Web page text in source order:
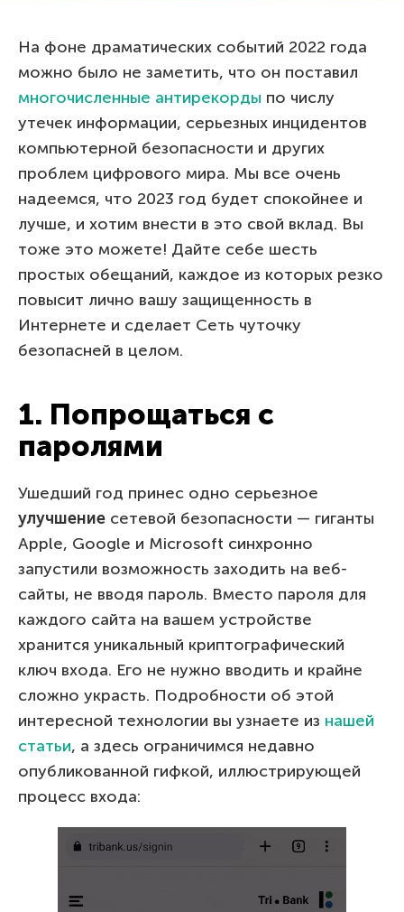
На фоне драматических событий 2022 года
можно было не заметить, что он поставил
многочисленные антирекорды по числу
утечек информации, серьезных инцидентов
компьютерной безопасности и других
проблем цифрового мира. Мы все очень
надеемся, что 2023 год будет спокойнее и
лучше, и хотим внести в это свой вклад. Вы
тоже это можете! Дайте себе шесть
простых обещаний, каждое из которых резко
повысит лично вашу защищенность в
Интернете и сделает Сеть чуточку
безопасней в целом.
1. Попрощаться с
паролями
Ушедший год принес одно серьезное
улучшение сетевой безопасности — гиганты
Apple, Google и Microsoft синхронно
запустили возможность заходить на веб-
сайты, не вводя пароль. Вместо пароля для
каждого сайта на вашем устройстве
хранится уникальный криптографический
ключ входа. Его не нужно вводить и крайне
сложно украсть. Подробности об этой
интересной технологии вы узнаете из нашей
статьи, а здесь ограничимся недавно
опубликованной гифкой, иллюстрирующей
процесс входа: